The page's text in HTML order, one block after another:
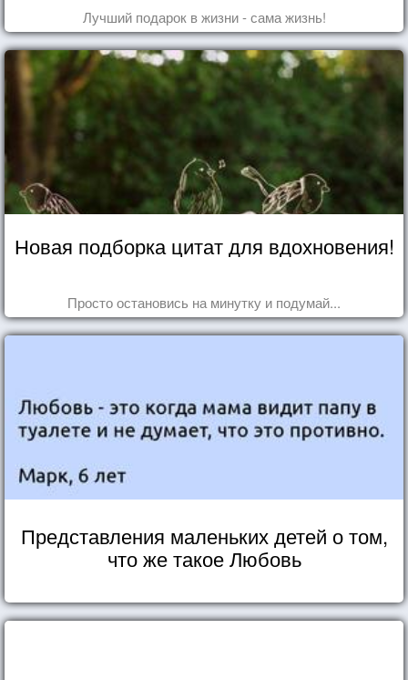
Лучший подарок в жизни - сама жизнь!
Новая подборка цитат для вдохновения!
Просто остановись на минутку и подумай...
Представления маленьких детей о том,
что же такое Любовь